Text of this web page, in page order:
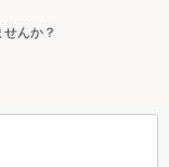
んか？